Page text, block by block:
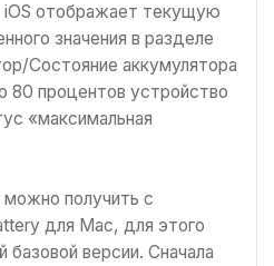
отображает текущую
значения в разделе
Состояние аккумулятора
80 процентов устройство
«максимальная
можно получить с
для Mac, для этого
базовой версии. Сначала